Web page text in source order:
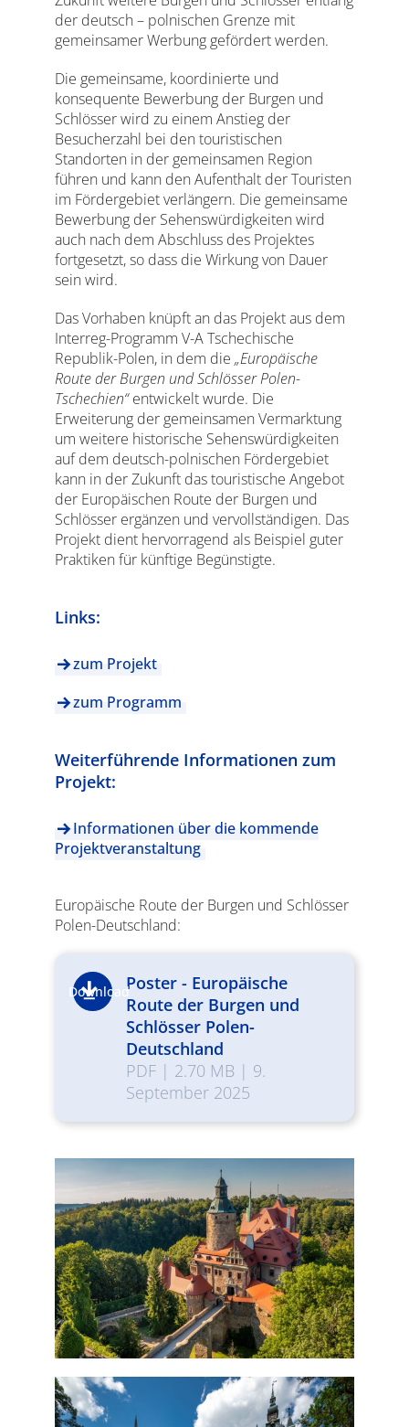
der deutsch – polnischen Grenze mit
gemeinsamer Werbung gefördert werden.
Die gemeinsame, koordinierte und
konsequente Bewerbung der Burgen und
Schlösser wird zu einem Anstieg der
Besucherzahl bei den touristischen
Standorten in der gemeinsamen Region
führen und kann den Aufenthalt der Touristen
im Fördergebiet verlängern. Die gemeinsame
Bewerbung der Sehenswürdigkeiten wird
auch nach dem Abschluss des Projektes
fortgesetzt, so dass die Wirkung von Dauer
sein wird.
Das Vorhaben knüpft an das Projekt aus dem
Interreg-Programm V-A Tschechische
Republik-Polen, in dem die „Europäische
Route der Burgen und Schlösser Polen-
Tschechien“entwickelt wurde. Die
Erweiterung der gemeinsamen Vermarktung
um weitere historische Sehenswürdigkeiten
auf dem deutsch-polnischen Fördergebiet
kann in der Zukunft das touristische Angebot
der Europäischen Route der Burgen und
Schlösser ergänzen und vervollständigen. Das
Projekt dient hervorragend als Beispiel guter
Praktiken für künftige Begünstigte.
Links:
zum Projekt
zum Programm
Weiterführende Informationen zum
Projekt:
Informationen über die kommende
Projektveranstaltung
Europäische Route der Burgen und Schlösser
Polen-Deutschland:
DownloadPoster - Europäische
Route der Burgen und
Schlösser Polen-
Deutschland
PDF| 2.70 MB | 9.
September 2025